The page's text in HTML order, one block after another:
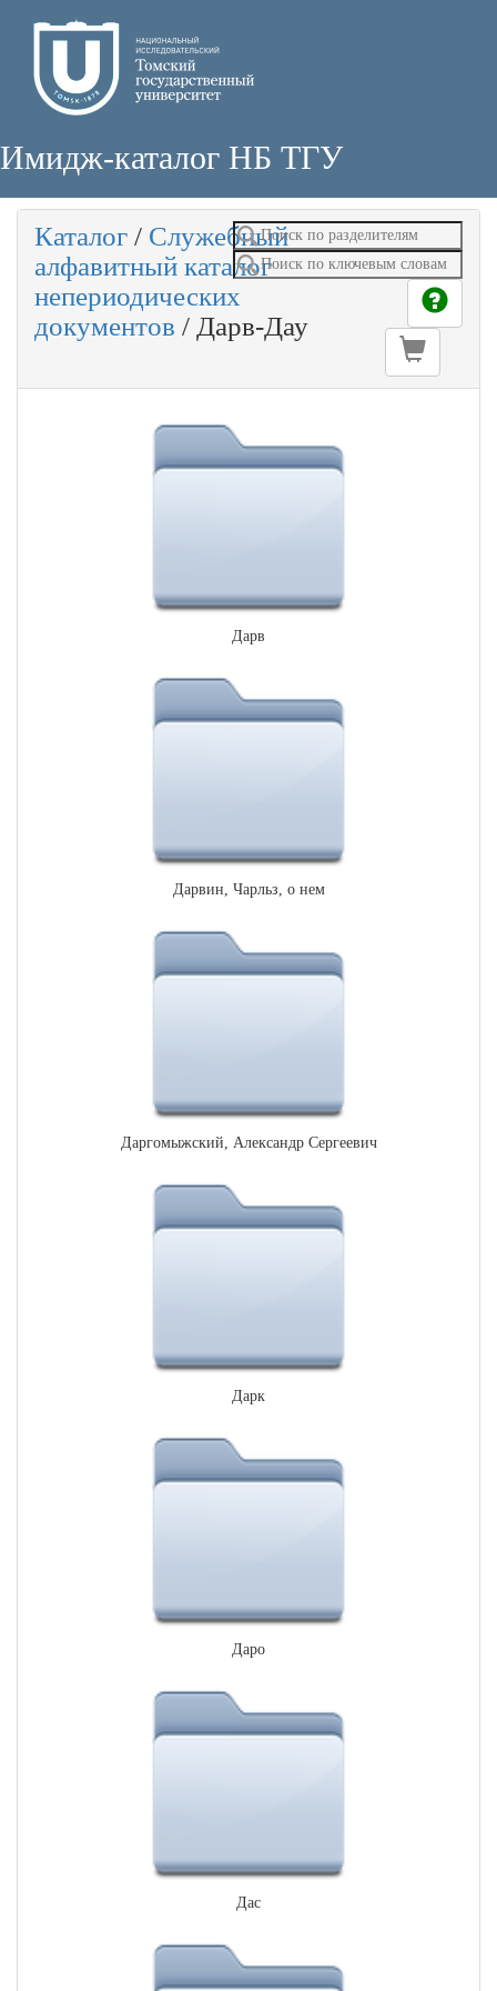
Имидж-каталог НБ ТГУ
Каталог / Служебный
алфавитный каталог
непериодических
документов / Дарв-Дау
Дарв
Дарвин, Чарльз, о нем
Даргомыжский, Александр Сергеевич
Дарк
Даро
Дас